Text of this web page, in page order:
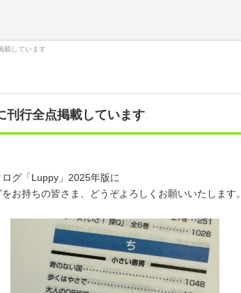
載しています
刊行全点掲載しています
グ「Luppy」2025年版に
お持ちの皆さま、どうぞよろしくお願いいたします。